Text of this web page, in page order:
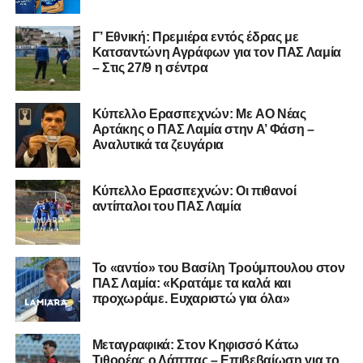
αγωνίστηκε στον Λεβαδειακό, ενώ πέρασε και από ομάδες
της Serie D στην Ιταλία, όπως οι Nocerina, S. Maria
Cilento και Castrovillari, έχοντας ξεκινήσει την
ποδοσφαιρική του διαδρομή από τον Απόλλωνα Σμύρνης.
Τον καλωσορίζουμε στην οικογένεια του Σαρωνικού και
του ευχόμαστε υγεία και επιτυχίες.»
Ακολουθήστε το
μαθαίνετε πρώτοι τα κυανόλευκα νέα στην Ελλάδα και τον
υπόλοιπο κόσμο. Ακολουθήστε το lamiara.gr στο
Facebook, στο Instagram
μαθαίνετε σε χρόνο dt όλα τα νέα.
Γ’ Εθνική: Πρεμιέρα εντός έδρας με
Κατσαντώνη Αγράφων για τον ΠΑΣ Λαμία
– Στις 27/9 η σέντρα
Kύπελλο Ερασιτεχνών: Με AO Nέας
Αρτάκης ο ΠΑΣ Λαμία στην Α’ Φάση –
Αναλυτικά τα ζευγάρια
Κύπελλο Ερασιτεχνών: Οι πιθανοί
αντίπαλοι του ΠΑΣ Λαμία
Το «αντίο» του Βασίλη Τρούμπουλου στον
ΠΑΣ Λαμία: «Κρατάμε τα καλά και
προχωράμε. Ευχαριστώ για όλα»
Μεταγραφικά: Στον Κηφισσό Κάτω